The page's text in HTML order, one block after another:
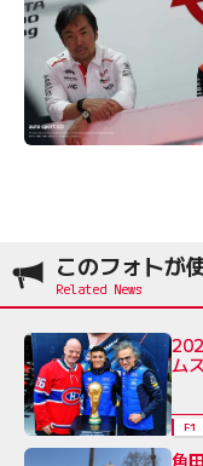
このフォトが
ム
F1
角